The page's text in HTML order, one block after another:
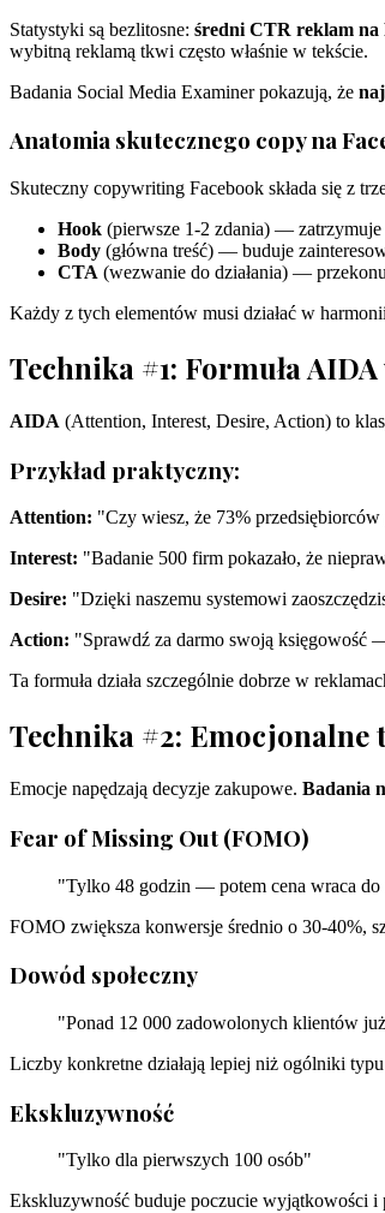
Statystyki są bezlitosne: średni CTR reklam na
wybitną reklamą tkwi często właśnie w tekście.
Badania Social Media Examiner pokazują, że
Anatomia skutecznego copy na
Skuteczny copywriting Facebook składa się z
Hook (pierwsze 1-2 zdania) — zatrzymuje
Body (główna treść) — buduje
CTA (wezwanie do działania) —
Każdy z tych elementów musi działać w
Technika #1: Formuła
AIDA (Attention, Interest, Desire, Action) to
Przykład praktyczny:
Attention: "Czy wiesz, że 73% przedsiębiorców
Interest: "Badanie 500 firm pokazało, że
Desire: "Dzięki naszemu systemowi
Action: "Sprawdź za darmo swoją księgowość
Ta formuła działa szczególnie dobrze w
Technika #2:
Emocje napędzają decyzje zakupowe. Badania
Fear of Missing Out (FOMO)
"Tylko 48 godzin — potem cena wraca do
FOMO zwiększa konwersje średnio o 30-40%,
Dowód społeczny
"Ponad 12 000 zadowolonych klientów
Liczby konkretne działają lepiej niż ogólniki
Ekskluzywność
"Tylko dla pierwszych 100 osób"
Ekskluzywność buduje poczucie wyjątkowości i